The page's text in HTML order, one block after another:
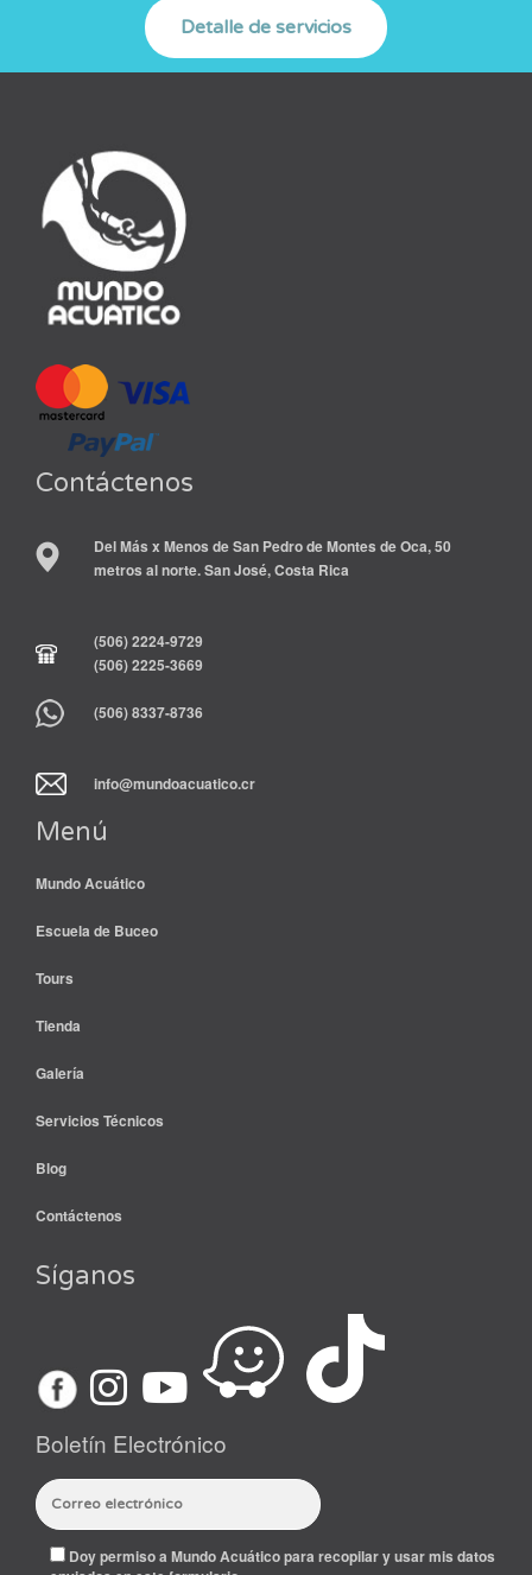
Contáctenos
Del Más x Menos de San Pedro de Montes de Oca, 50
metros al norte. San José, Costa Rica
(506) 2224-9729
(506) 2225-3669
(506) 8337-8736
info@mundoacuatico.cr
Menú
Mundo Acuático
Escuela de Buceo
Tours
Tienda
Galería
Servicios Técnicos
Blog
Contáctenos
Síganos
Boletín Electrónico
Doy permiso a Mundo Acuático para recopilar y usar mis datos